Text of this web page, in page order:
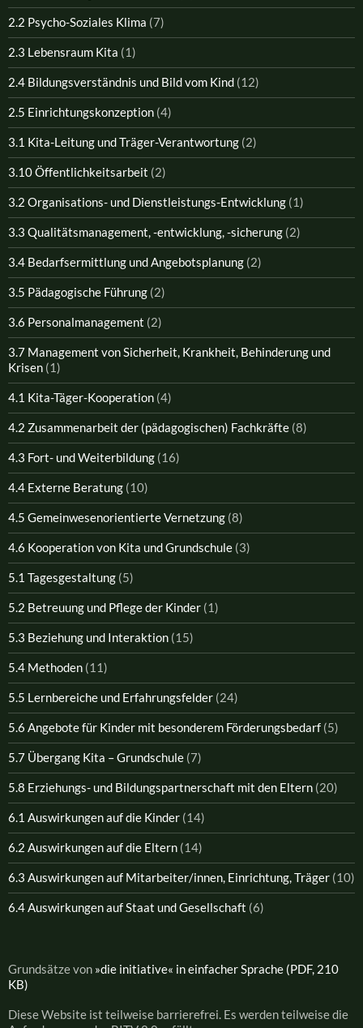
2.2 Psycho-Soziales Klima (7)
2.3 Lebensraum Kita (1)
2.4 Bildungsverständnis und Bild vom Kind (12)
2.5 Einrichtungskonzeption (4)
3.1 Kita-Leitung und Träger-Verantwortung (2)
3.10 Öffentlichkeitsarbeit (2)
3.2 Organisations- und Dienstleistungs-Entwicklung (1)
3.3 Qualitätsmanagement, -entwicklung, -sicherung (2)
3.4 Bedarfsermittlung und Angebotsplanung (2)
3.5 Pädagogische Führung (2)
3.6 Personalmanagement (2)
3.7 Management von Sicherheit, Krankheit, Behinderung und
Krisen (1)
4.1 Kita-Täger-Kooperation (4)
4.2 Zusammenarbeit der (pädagogischen) Fachkräfte (8)
4.3 Fort- und Weiterbildung (16)
4.4 Externe Beratung (10)
4.5 Gemeinwesenorientierte Vernetzung (8)
4.6 Kooperation von Kita und Grundschule (3)
5.1 Tagesgestaltung (5)
5.2 Betreuung und Pflege der Kinder (1)
5.3 Beziehung und Interaktion (15)
5.4 Methoden (11)
5.5 Lernbereiche und Erfahrungsfelder (24)
5.6 Angebote für Kinder mit besonderem Förderungsbedarf (5)
5.7 Übergang Kita – Grundschule (7)
5.8 Erziehungs- und Bildungspartnerschaft mit den Eltern (20)
6.1 Auswirkungen auf die Kinder (14)
6.2 Auswirkungen auf die Eltern (14)
6.3 Auswirkungen auf Mitarbeiter/innen, Einrichtung, Träger (10)
6.4 Auswirkungen auf Staat und Gesellschaft (6)
Grundsätze von »die initiative« in einfacher Sprache (PDF, 210
KB)
Diese Website ist teilweise barrierefrei. Es werden teilweise die